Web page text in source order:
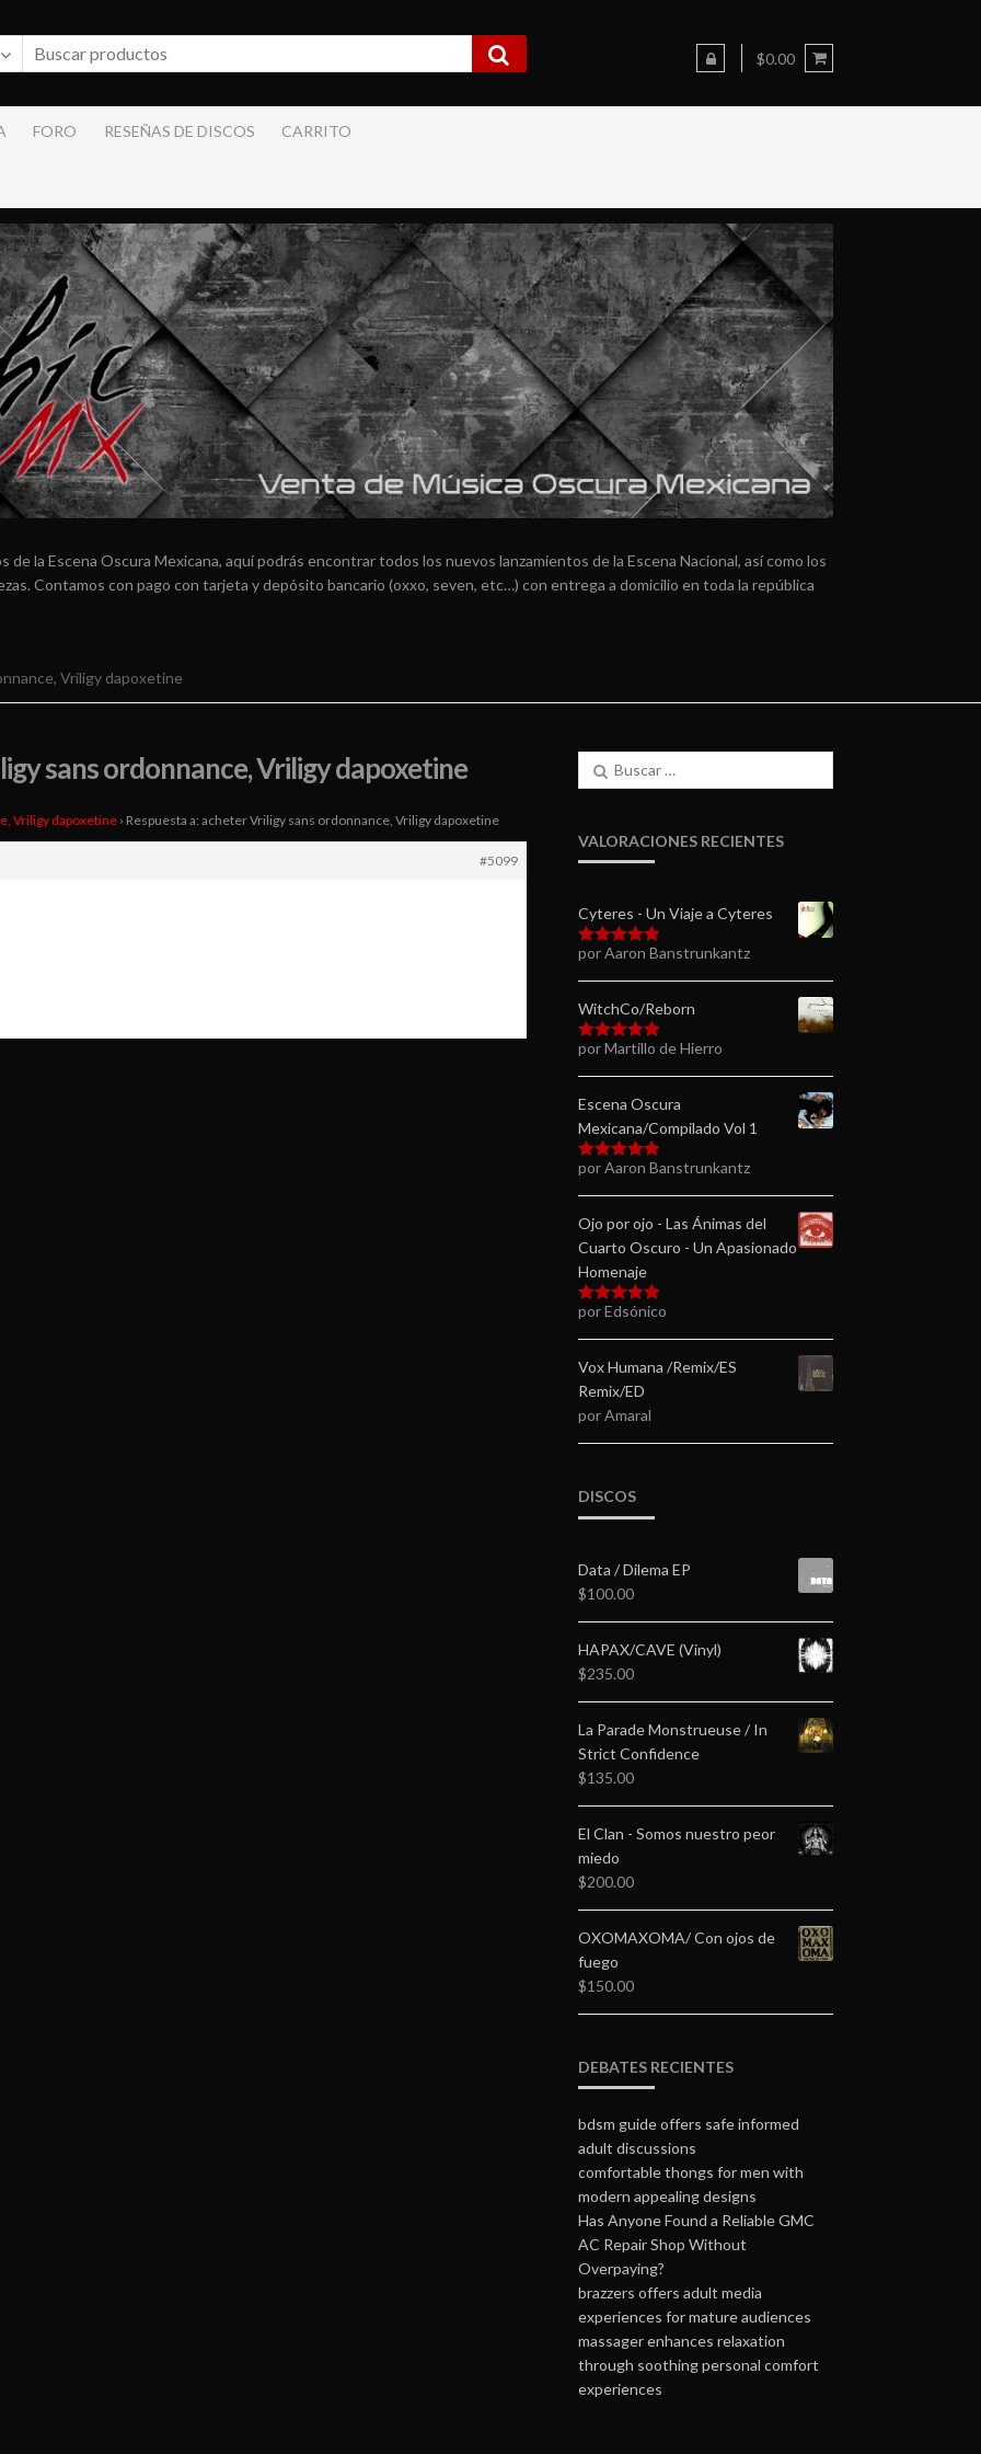
$0.00
FORO RESEÑAS DE DISCOS CARRITO
la Escena Oscura Mexicana, aquí podrás encontrar todos los nuevos lanzamientos de la Escena Nacional, así como los
Contamos con pago con tarjeta y depósito bancario (oxxo, seven, etc…) con entrega a domicilio en toda la república
Vriligy dapoxetine
sans ordonnance, Vriligy dapoxetine
Vriligy dapoxetine › Respuesta a: acheter Vriligy sans ordonnance, Vriligy dapoxetine
#5099
Buscar:
VALORACIONES RECIENTES
Cyteres - Un Viaje a Cyteres
Valorado en
por Aaron Banstrunkantz
WitchCo/Reborn
Valorado en
por Martillo de Hierro
Escena Oscura
Mexicana/Compilado Vol 1
Valorado en
por Aaron Banstrunkantz
Ojo por ojo - Las Ánimas del
Cuarto Oscuro - Un Apasionado
Homenaje
Valorado en
por Edsónico
Vox Humana /Remix/ES
Remix/ED
por Amaral
DISCOS
Data / Dilema EP
$100.00
HAPAX/CAVE (Vinyl)
$235.00
La Parade Monstrueuse / In
Strict Confidence
$135.00
El Clan - Somos nuestro peor
miedo
$200.00
OXOMAXOMA/ Con ojos de
fuego
$150.00
DEBATES RECIENTES
bdsm guide offers safe informed
adult discussions
comfortable thongs for men with
modern appealing designs
Has Anyone Found a Reliable GMC
AC Repair Shop Without
Overpaying?
brazzers offers adult media
experiences for mature audiences
massager enhances relaxation
through soothing personal comfort
experiences